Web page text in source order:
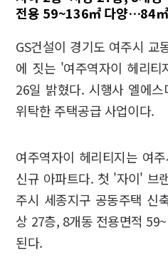
전용 59~136㎡ 다양…84
GS건설이 경기도 여주시 교
에 짓는 '여주역자이 헤리
26일 밝혔다. 시행사 엘에스
위탁한 주택공급 사업이다.
여주역자이 헤리티지는 여
신규 아파트다. 첫 '자이' 브
주시 세종지구 공동주택 신
상 27층, 8개동 전용면적
된다.